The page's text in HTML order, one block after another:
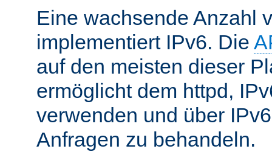
Eine wachsende Anzahl
implementiert IPv6. Die
auf den meisten dieser
ermöglicht dem httpd,
verwenden und über
Anfragen zu behandeln.